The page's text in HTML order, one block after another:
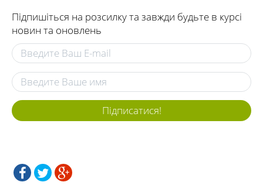
Підпишіться на розсилку та завжди будьте в курсі
новин та оновлень
Підписатися!